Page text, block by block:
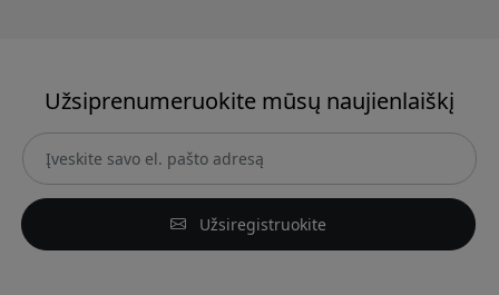
Užsiprenumeruokite mūsų naujienlaiškį
Užsiregistruokite